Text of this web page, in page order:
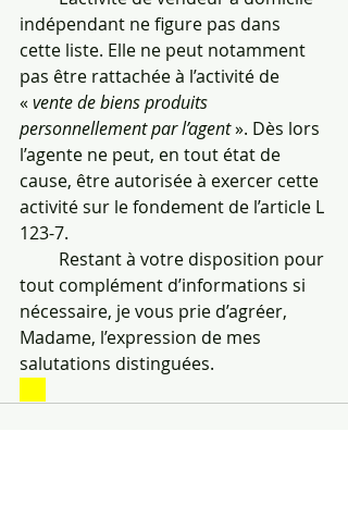
indépendant ne figure pas dans
cette liste. Elle ne peut notamment
pas être rattachée à l’activité de
« vente de biens produits
personnellement par l’agent ». Dès lors
l’agente ne peut, en tout état de
cause, être autorisée à exercer cette
activité sur le fondement de l’article L
123-7.
Restant à votre disposition pour
tout complément d’informations si
nécessaire, je vous prie d’agréer,
Madame, l’expression de mes
salutations distinguées.